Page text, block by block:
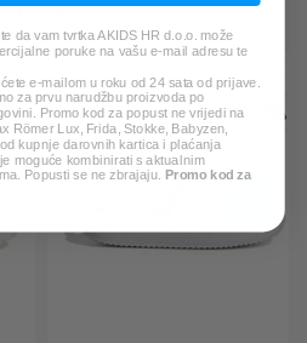
da vam tvrtka AKIDS HR d.o.o. može
poruke na vašu e-mail adresu te
e-mailom u roku od 24 sata od prijave.
za prvu narudžbu proizvoda po
Promo kod za popust ne vrijedi na
Römer Lux, Frida, Stokke, Babyzen,
kupnje darovnih kartica i plaćanja
moguće kombinirati s aktualnim
Popusti se ne zbrajaju. Promo kod za